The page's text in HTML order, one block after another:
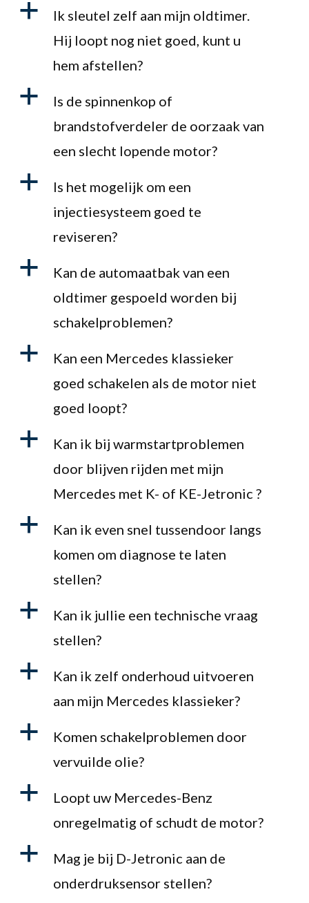
a
Ik sleutel zelf aan mijn oldtimer.
Hij loopt nog niet goed, kunt u
hem afstellen?
a
Is de spinnenkop of
brandstofverdeler de oorzaak van
een slecht lopende motor?
a
Is het mogelijk om een
injectiesysteem goed te
reviseren?
a
Kan de automaatbak van een
oldtimer gespoeld worden bij
schakelproblemen?
a
Kan een Mercedes klassieker
goed schakelen als de motor niet
goed loopt?
a
Kan ik bij warmstartproblemen
door blijven rijden met mijn
Mercedes met K- of KE-Jetronic ?
a
Kan ik even snel tussendoor langs
komen om diagnose te laten
stellen?
a
Kan ik jullie een technische vraag
stellen?
a
Kan ik zelf onderhoud uitvoeren
aan mijn Mercedes klassieker?
a
Komen schakelproblemen door
vervuilde olie?
a
Loopt uw Mercedes-Benz
onregelmatig of schudt de motor?
a
Mag je bij D-Jetronic aan de
onderdruksensor stellen?